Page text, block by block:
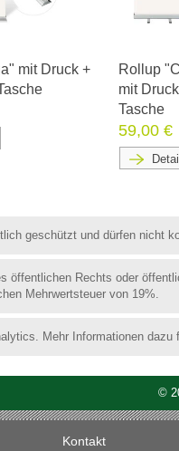
mit Druck +
Rollup
mit
Tasche
59,00 €
geschützt und dürfen nicht
öffentlichen Rechts oder
Mehrwertsteuer von 19%.
Mehr Informationen
©
Kontakt